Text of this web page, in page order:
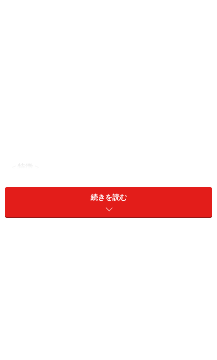
多くの事業者が、電気をたくさん使用する程、割引率が
高くなるよう設定されていますので、ファミリー世帯は
続きを読む